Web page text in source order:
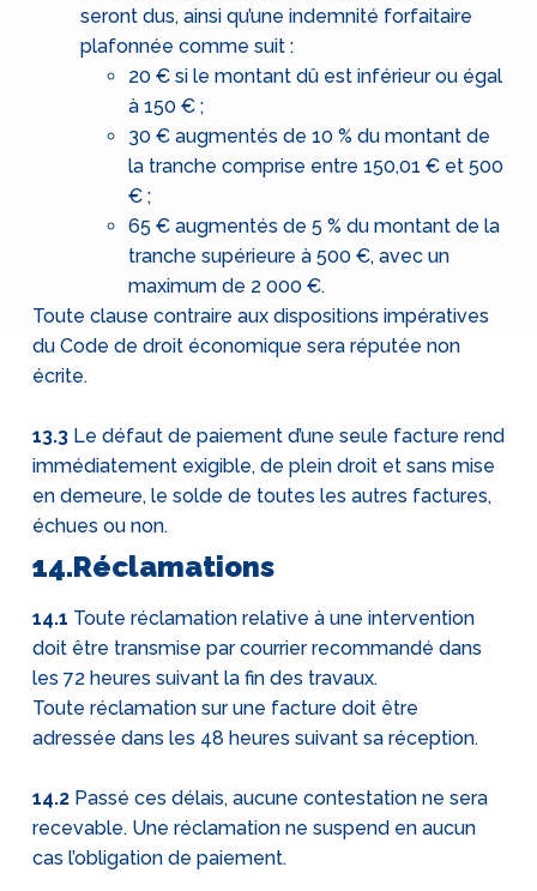
seront dus, ainsi qu’une indemnité forfaitaire
plafonnée comme suit :
20 € si le montant dû est inférieur ou égal
à 150 € ;
30 € augmentés de 10 % du montant de
la tranche comprise entre 150,01 € et 500
€ ;
65 € augmentés de 5 % du montant de la
tranche supérieure à 500 €, avec un
maximum de 2 000 €.
Toute clause contraire aux dispositions impératives
du Code de droit économique sera réputée non
écrite.
13.3Le défaut de paiement d’une seule facture rend
immédiatement exigible, de plein droit et sans mise
en demeure, le solde de toutes les autres factures,
échues ou non.
14.Réclamations
14.1 Toute réclamation relative à une intervention
doit être transmise par courrier recommandé dans
les 72 heures suivant la fin des travaux.
Toute réclamation sur une facture doit être
adressée dans les 48 heures suivant sa réception.
14.2Passé ces délais, aucune contestation ne sera
recevable. Une réclamation ne suspend en aucun
cas l’obligation de paiement.